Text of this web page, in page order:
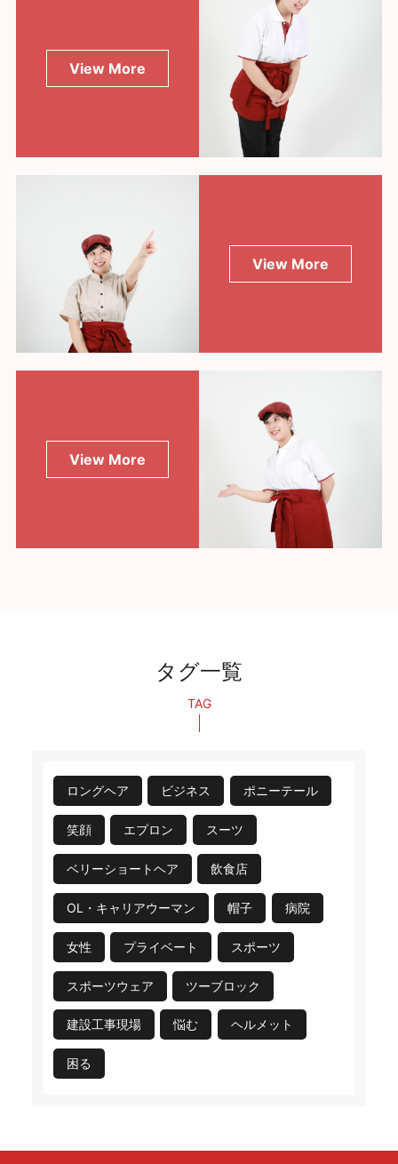
View More
View More
View More
タグ一覧
TAG
ロングヘア ビジネス ポニーテール
笑顔 エプロン スーツ
ベリーショートヘア 飲食店
OL・キャリアウーマン 帽子 病院
女性 プライベート スポーツ
スポーツウェア ツーブロック
建設工事現場 悩む ヘルメット
困る